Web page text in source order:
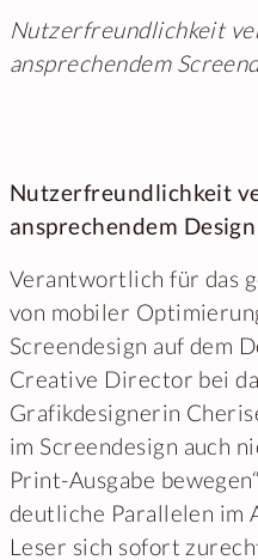
Nutzerfreundlichkeit
ansprechendem
Nutzerfreundlichkeit
ansprechendem Design
Verantwortlich für das
von mobiler
Screendesign auf dem
Creative Director bei
Grafikdesignerin
im Screendesign auch
Print-Ausgabe
deutliche Parallelen im
Leser sich sofort